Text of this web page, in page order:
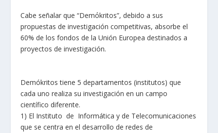
Cabe señalar que “Demόkritos”, debido a sus
propuestas de investigación competitivas, absorbe el
60% de los fondos de la Unión Europea destinados a
proyectos de investigación.
Demókritos tiene 5 departamentos (institutos) que
cada uno realiza su investigación en un campo
científico diferente.
1) El Instituto de Informática y de Telecomunicaciones
que se centra en el desarrollo de redes de